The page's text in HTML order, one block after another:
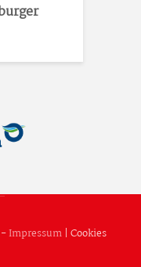
-Impressum| Cookies